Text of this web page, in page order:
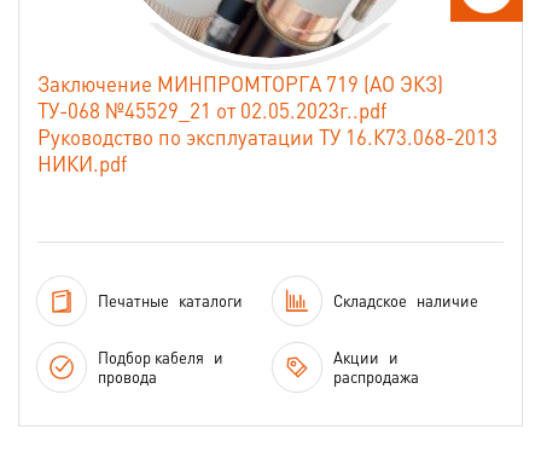
Заключение МИНПРОМТОРГА 719 (АО ЭКЗ)
ТУ-068 №45529_21 от 02.05.2023г..pdf
Руководство по эксплуатации ТУ 16.К73.068-2013
НИКИ.pdf
Печатные каталоги Складское наличие
Подбор кабеля и
провода
Акции и
распродажа